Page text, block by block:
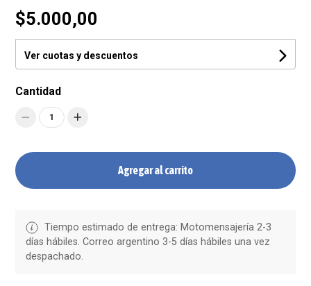
$5.000,00
Ver cuotas y descuentos
Cantidad
1
Agregar al carrito
Tiempo estimado de entrega: Motomensajería 2-3
días hábiles. Correo argentino 3-5 días hábiles una vez
despachado.